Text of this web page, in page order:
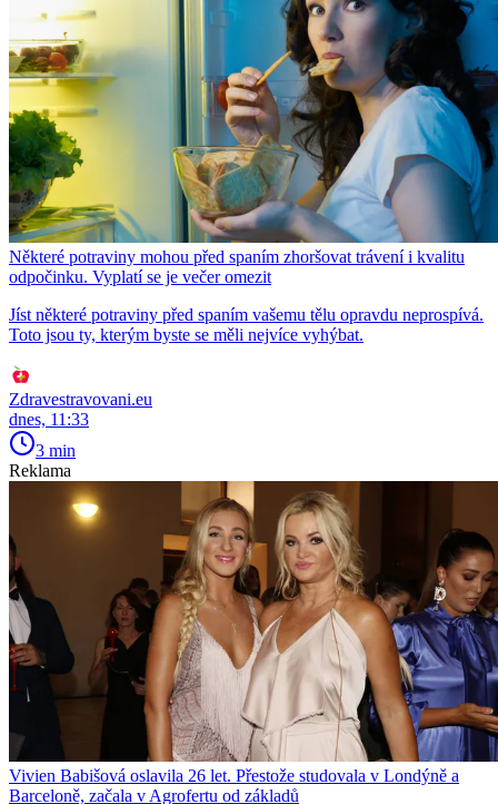
Některé potraviny mohou před spaním zhoršovat trávení i kvalitu
odpočinku. Vyplatí se je večer omezit
Jíst některé potraviny před spaním vašemu tělu opravdu neprospívá.
Toto jsou ty, kterým byste se měli nejvíce vyhýbat.
Zdravestravovani.eu
dnes, 11:33
3 min
Reklama
Vivien Babišová oslavila 26 let. Přestože studovala v Londýně a
Barceloně, začala v Agrofertu od základů